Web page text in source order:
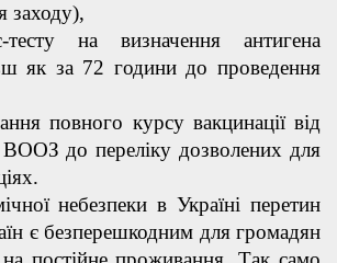
заходу),
на визначення антигена
як за 72 години до проведення
повного курсу вакцинації від
до переліку дозволених для
небезпеки в Україні перетин
є безперешкодним для громадян